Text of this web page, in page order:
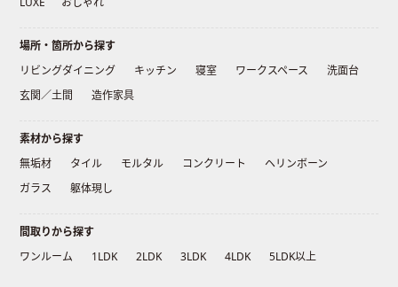
場所・箇所から探す
リビングダイニング
キッチン 寝室 ワークスペース
洗面台
玄関／土間
造作家具
素材から探す
無垢材
タイル モルタル コンクリート
ヘリンボーン
ガラス
躯体現し
間取りから探す
ワンルーム
1LDK 2LDK 3LDK 4LDK 5LDK以上